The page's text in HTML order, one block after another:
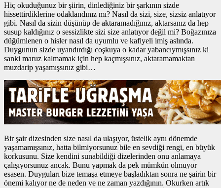
Hiç okuduğunuz bir şiirin, dinlediğiniz bir şarkının sizde
hissettirdiklerine odaklandınız mı? Nasıl da sizi, size, sizsiz anlatıyor
gibi. Nasıl da sizin düşünüp de aktaramadığınız, aktarsanız da hep
susup kaldığınız o sessizlikte sizi size anlatıyor değil mi? Boğazınıza
düğümlenen o hisler nasıl da uyumlu ve kafiyeli imiş aslında.
Duygunun sizde uyandırdığı coşkuya o kadar yabancıymışsınız ki
sanki maruz kalmamak için hep kaçmışsınız, aktaramamaktan
muzdarip yaşamışsınız gibi…
Bir şair dizesinden size nasıl da ulaşıyor, üstelik aynı dönemde
yaşamamışsınız, hatta bilmiyorsunuz bile en sevdiği rengi, en büyük
korkusunu. Size kendini sunabildiği dizelerinden onu anlamaya
çalışıyorsunuz ancak. Bunu yapmak da pek mümkün olmuyor
esasen. Duyguları bize temaşa etmeye başladıktan sonra ne şairin bir
önemi kalıyor ne de neden ve ne zaman yazdığının. Okurken artık